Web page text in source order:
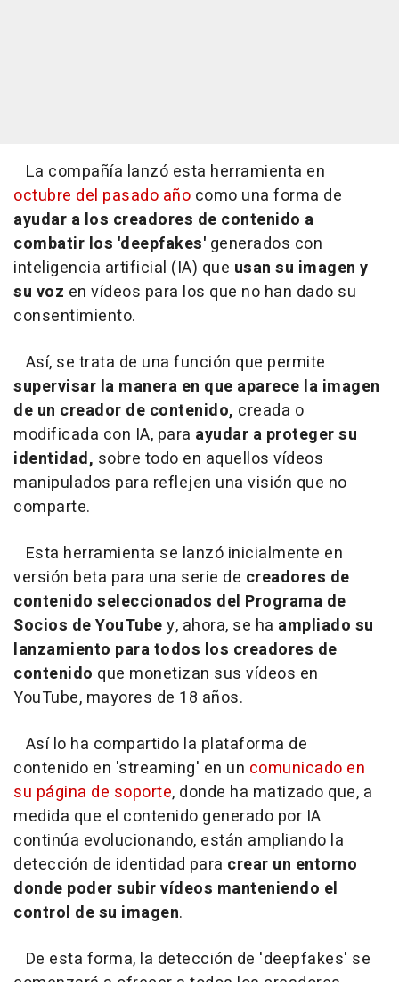
La compañía lanzó esta herramienta en
octubre del pasado año como una forma de
ayudar a los creadores de contenido a
combatir los 'deepfakes' generados con
inteligencia artificial (IA) que usan su imagen y
su voz en vídeos para los que no han dado su
consentimiento.
Así, se trata de una función que permite
supervisar la manera en que aparece la imagen
de un creador de contenido, creada o
modificada con IA, para ayudar a proteger su
identidad, sobre todo en aquellos vídeos
manipulados para reflejen una visión que no
comparte.
Esta herramienta se lanzó inicialmente en
versión beta para una serie de creadores de
contenido seleccionados del Programa de
Socios de YouTubey, ahora, se ha ampliado su
lanzamiento para todos los creadores de
contenido que monetizan sus vídeos en
YouTube, mayores de 18 años.
Así lo ha compartido la plataforma de
contenido en 'streaming' en un comunicado en
su página de soporte, donde ha matizado que, a
medida que el contenido generado por IA
continúa evolucionando, están ampliando la
detección de identidad para crear un entorno
donde poder subir vídeos manteniendo el
control de su imagen.
De esta forma, la detección de 'deepfakes' se